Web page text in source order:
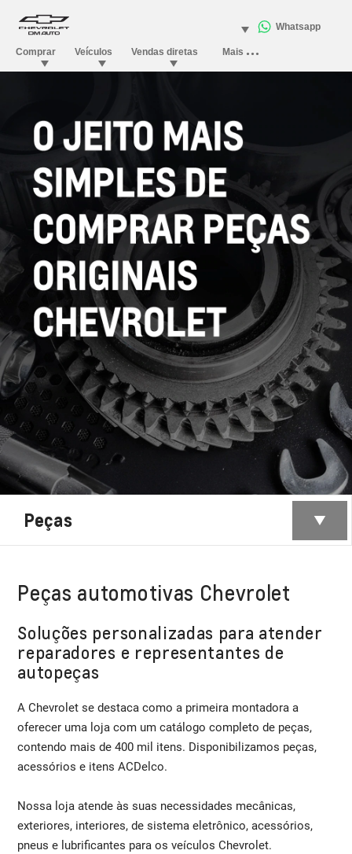
Peças
Peças automotivas Chevrolet
Soluções personalizadas para atender
reparadores e representantes de
autopeças
A Chevrolet se destaca como a primeira montadora a
oferecer uma loja com um catálogo completo de peças,
contendo mais de 400 mil itens. Disponibilizamos peças,
acessórios e itens ACDelco.
Nossa loja atende às suas necessidades mecânicas,
exteriores, interiores, de sistema eletrônico, acessórios,
pneus e lubrificantes para os veículos Chevrolet.